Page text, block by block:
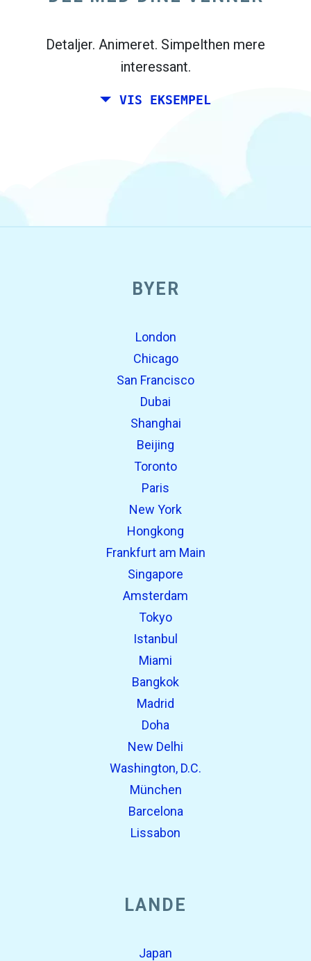
Madrid, og dine venner bor i Dublin og
Detaljer. Animeret. Simpelthen mere
interessant.
VIS EKSEMPEL
BYER
London
Chicago
San Francisco
Dubai
Shanghai
Beijing
Toronto
Paris
New York
Hongkong
Frankfurt am Main
Singapore
Amsterdam
Tokyo
Istanbul
Miami
Bangkok
Madrid
Doha
New Delhi
Washington, D.C.
München
Barcelona
Lissabon
LANDE
Japan